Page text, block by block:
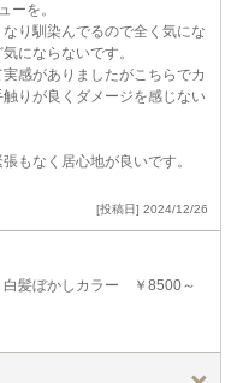
ーを。
り馴染んでるので全く気にな
にならないです。
感がありましたがこちらでカ
りが良くダメージを感じない
張もなく居心地が良いです。
[投稿日] 2024/12/26
白髪ぼかしカラー ￥8500～